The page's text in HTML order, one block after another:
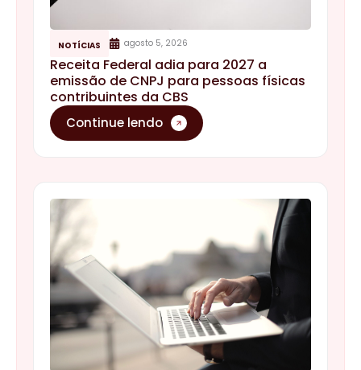
NOTÍCIAS agosto 5, 2026
Receita Federal adia para 2027 a
emissão de CNPJ para pessoas físicas
contribuintes da CBS
Continue lendo